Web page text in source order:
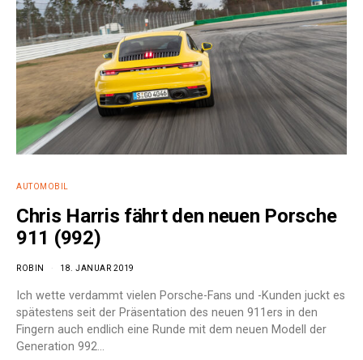
AUTOMOBIL
Chris Harris fährt den neuen Porsche
911 (992)
ROBIN 18. JANUAR 2019
Ich wette verdammt vielen Porsche-Fans und -Kunden juckt es
spätestens seit der Präsentation des neuen 911ers in den
Fingern auch endlich eine Runde mit dem neuen Modell der
Generation 992…